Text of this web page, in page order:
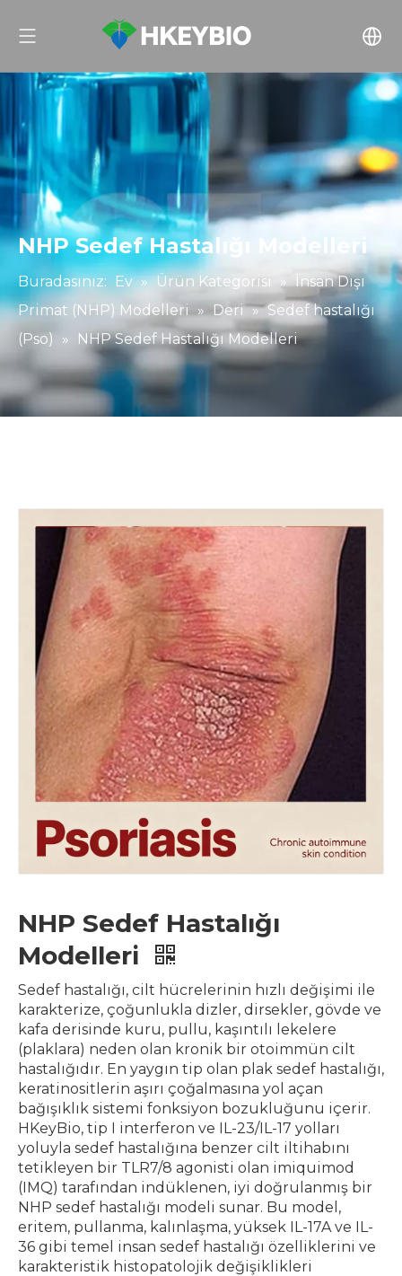
NHP Sedef Hastalığı Modelleri
Buradasınız: Ev » Ürün Kategorisi » İnsan Dışı
Primat (NHP) Modelleri
» Deri » Sedef hastalığı
(Pso)
» NHP Sedef Hastalığı Modelleri
NHP Sedef Hastalığı
Modelleri
Sedef hastalığı, cilt hücrelerinin hızlı değişimi ile
karakterize, çoğunlukla dizler, dirsekler, gövde ve
kafa derisinde kuru, pullu, kaşıntılı lekelere
(plaklara) neden olan kronik bir otoimmün cilt
hastalığıdır. En yaygın tip olan plak sedef hastalığı,
keratinositlerin aşırı çoğalmasına yol açan
bağışıklık sistemi fonksiyon bozukluğunu içerir.
HKeyBio, tip I interferon ve IL-23/IL-17 yolları
yoluyla sedef hastalığına benzer cilt iltihabını
tetikleyen bir TLR7/8 agonisti olan imiquimod
(IMQ) tarafından indüklenen, iyi doğrulanmış bir
NHP sedef hastalığı modeli sunar. Bu model,
eritem, pullanma, kalınlaşma, yüksek IL-17A ve IL-
36 gibi temel insan sedef hastalığı özelliklerini ve
karakteristik histopatolojik değişiklikleri